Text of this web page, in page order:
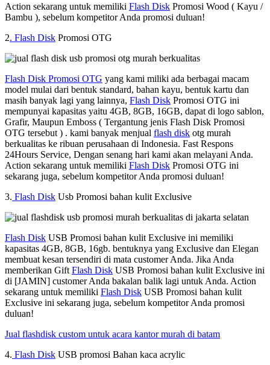
Action sekarang untuk memiliki Flash Disk Promosi Wood ( Kayu /
Bambu ), sebelum kompetitor Anda promosi duluan!
2. Flash Disk Promosi OTG
Flash Disk Promosi OTG yang kami miliki ada berbagai macam
model mulai dari bentuk standard, bahan kayu, bentuk kartu dan
masih banyak lagi yang lainnya, Flash Disk Promosi OTG ini
mempunyai kapasitas yaitu 4GB, 8GB, 16GB, dapat di logo sablon,
Grafir, Maupun Emboss ( Tergantung jenis Flash Disk Promosi
OTG tersebut ) . kami banyak menjual flash disk otg murah
berkualitas ke ribuan perusahaan di Indonesia. Fast Respons
24Hours Service, Dengan senang hari kami akan melayani Anda.
Action sekarang untuk memiliki Flash Disk Promosi OTG ini
sekarang juga, sebelum kompetitor Anda promosi duluan!
3. Flash Disk Usb Promosi bahan kulit Exclusive
Flash Disk USB Promosi bahan kulit Exclusive ini memiliki
kapasitas 4GB, 8GB, 16gb. bentuknya yang Exclusive dan Elegan
membuat kesan tersendiri di mata customer Anda. Jika Anda
memberikan Gift Flash Disk USB Promosi bahan kulit Exclusive ini
di [JAMIN] customer Anda bakalan balik lagi untuk Anda. Action
sekarang untuk memiliki Flash Disk USB Promosi bahan kulit
Exclusive ini sekarang juga, sebelum kompetitor Anda promosi
duluan!
Jual flashdisk custom untuk acara kantor murah di batam
4. Flash Disk USB promosi Bahan kaca acrylic